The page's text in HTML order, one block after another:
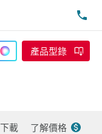
產品型錄
下載 了解價格